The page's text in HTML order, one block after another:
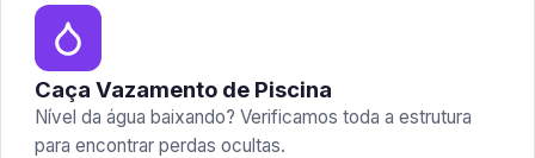
Caça Vazamento de Piscina
Nível da água baixando? Verificamos toda a estrutura
para encontrar perdas ocultas.